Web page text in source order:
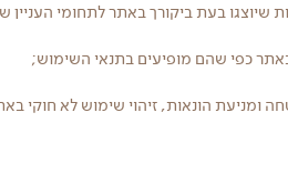
בעת ביקורך באתר לתחומי העניין
כפי שהם מופיעים בתנאי השימוש;
ומניעת הונאות, זיהוי שימוש לא חוקי